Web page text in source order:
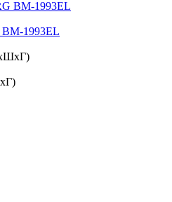
1993EL